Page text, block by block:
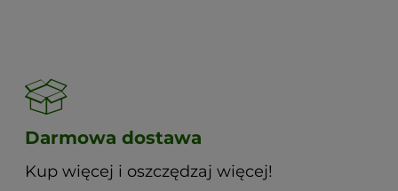
Darmowa dostawa
Kup więcej i oszczędzaj więcej!